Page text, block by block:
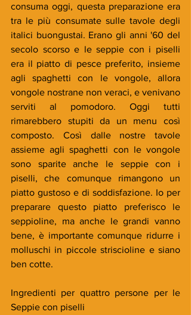
consuma oggi, questa preparazione era
tra le più consumate sulle tavole degli
italici buongustai. Erano gli anni '60 del
secolo scorso e le seppie con i piselli
era il piatto di pesce preferito, insieme
agli spaghetti con le vongole, allora
vongole nostrane non veraci, e venivano
serviti al pomodoro. Oggi tutti
rimarebbero stupiti da un menu così
composto. Così dalle nostre tavole
assieme agli spaghetti con le vongole
sono sparite anche le seppie con i
piselli, che comunque rimangono un
piatto gustoso e di soddisfazione. Io per
preparare questo piatto preferisco le
seppioline, ma anche le grandi vanno
bene, è importante comunque ridurre i
molluschi in piccole striscioline e siano
ben cotte.
Ingredienti per quattro persone per le
Seppie con piselli